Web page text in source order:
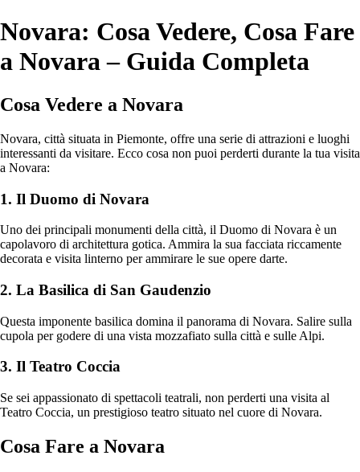
Novara: Cosa Vedere, Cosa Fare
a Novara – Guida Completa
Cosa Vedere a Novara
Novara, città situata in Piemonte, offre una serie di attrazioni e luoghi
interessanti da visitare. Ecco cosa non puoi perderti durante la tua visita
a Novara:
1. Il Duomo di Novara
Uno dei principali monumenti della città, il Duomo di Novara è un
capolavoro di architettura gotica. Ammira la sua facciata riccamente
decorata e visita linterno per ammirare le sue opere darte.
2. La Basilica di San Gaudenzio
Questa imponente basilica domina il panorama di Novara. Salire sulla
cupola per godere di una vista mozzafiato sulla città e sulle Alpi.
3. Il Teatro Coccia
Se sei appassionato di spettacoli teatrali, non perderti una visita al
Teatro Coccia, un prestigioso teatro situato nel cuore di Novara.
Cosa Fare a Novara